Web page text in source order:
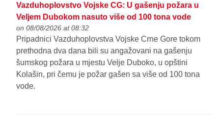
Vazduhoplovstvo Vojske CG: U gašenju požara u
Veljem Dubokom nasuto više od 100 tona vode
on 08/08/2026 at 08:32
Pripadnici Vazduhoplovstva Vojske Crne Gore tokom
prethodna dva dana bili su angažovani na gašenju
šumskog požara u mjestu Velje Duboko, u opštini
Kolašin, pri čemu je požar gašen sa više od 100 tona
vode.